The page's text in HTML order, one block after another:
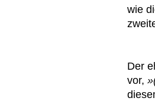
wie
Der
vor,